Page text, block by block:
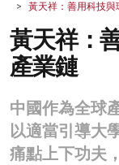
生活
健康
商業
科技
影片
黃天祥：善用科技與
黃天祥：
產業鏈
中國作為全球
以適當引導大
痛點上下功夫